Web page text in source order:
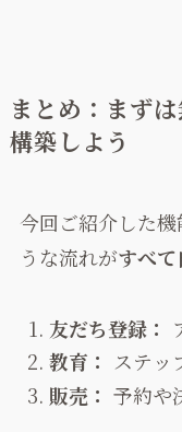
まとめ：まず
構築しよう
今回ご紹介した
うな流れがすべ
友だち登録：
教育： ステッ
販売： 予約や